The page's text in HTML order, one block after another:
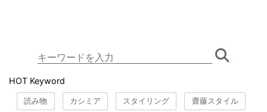
HOT Keyword
読み物 カシミア スタイリング 齋藤スタイル